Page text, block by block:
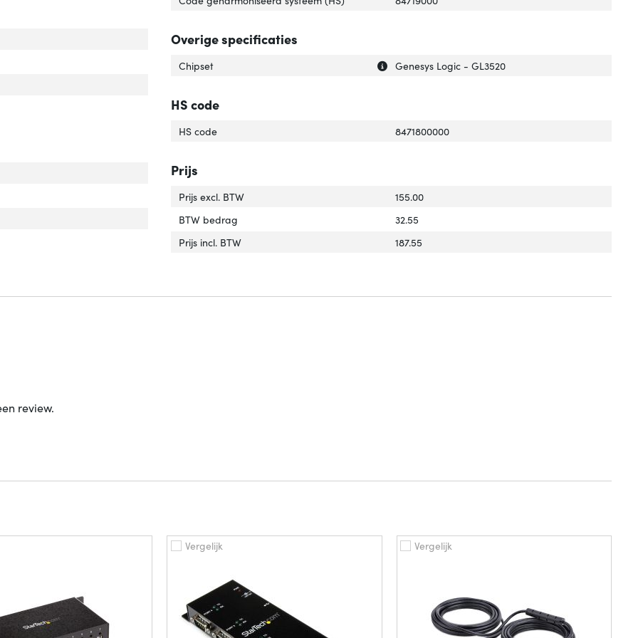
'Breedte'
'Diepte'
'Hoogte'
'Gewicht'
verpakking'
'Breedte verpakking'
verpakking'
'Gewicht verpakking'
verpakking'
'Hoogte verpakking'
verpakking'
'Diepte verpakking'
Overige specificaties
Uitleg over 'Chipset'
Verberg uitleg over 'Chipset'
Chipset Genesys Logic - GL3520
HS code
HS code 8471800000
Prijs
Prijs excl. BTW
155.00
BTW bedrag
32.55
Prijs incl. BTW
187.55
review.
Vergelijk Vergelijk